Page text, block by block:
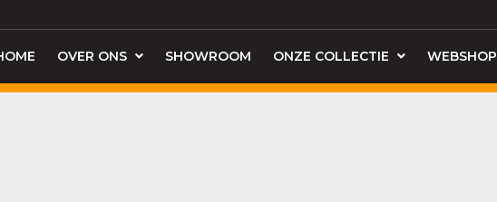
OVER ONS SHOWROOM ONZE COLLECTIE WEBSHOP